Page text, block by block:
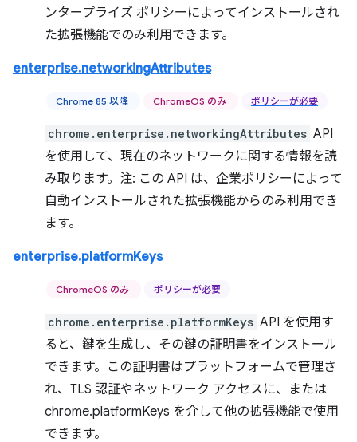
ンタープライズ ポリシーによってインストールされ
た拡張機能でのみ利用できます。
enterprise.networkingAttributes
Chrome 85 以降 ChromeOS のみ ポリシーが必要
chrome.enterprise.networkingAttributes API
を使用して、現在のネットワークに関する情報を読
み取ります。注: この API は、企業ポリシーによって
自動インストールされた拡張機能からのみ利用でき
ます。
enterprise.platformKeys
ChromeOS のみ ポリシーが必要
chrome.enterprise.platformKeys API を使用す
ると、鍵を生成し、その鍵の証明書をインストール
できます。この証明書はプラットフォームで管理さ
れ、TLS 認証やネットワーク アクセスに、または
chrome.platformKeys を介して他の拡張機能で使用
できます。